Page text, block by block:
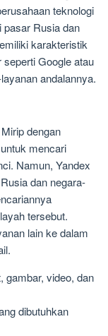
teknologi
pasar Rusia dan
karakteristik
Google atau
andalannya.
dengan
mencari
Namun, Yandex
dan negara-
tersebut.
lain ke dalam
gambar, video, dan
dibutuhkan